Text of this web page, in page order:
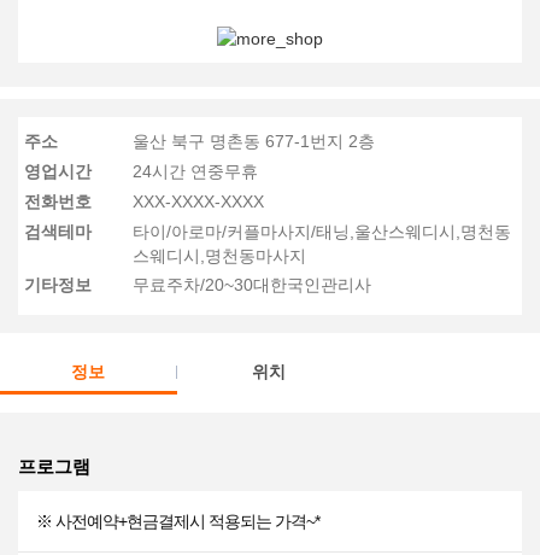
주소
울산 북구 명촌동 677-1번지 2층
영업시간
24시간 연중무휴
전화번호
XXX-XXXX-XXXX
검색테마
타이/아로마/커플마사지/태닝,울산스웨디시,명천동
스웨디시,명천동마사지
기타정보
무료주차/20~30대한국인관리사
정보 위치
프로그램
※ 사전예약+현금결제시 적용되는 가격~*